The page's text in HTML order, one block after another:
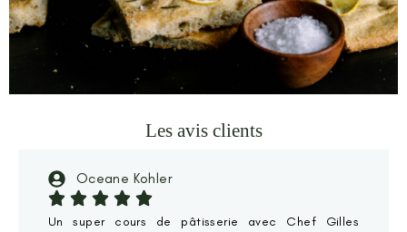
Cuisine
Découvrir
la
formation
Les avis clients
Oceane Kohler
Un super cours de pâtisserie avec Chef Gilles